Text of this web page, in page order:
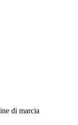
di marcia